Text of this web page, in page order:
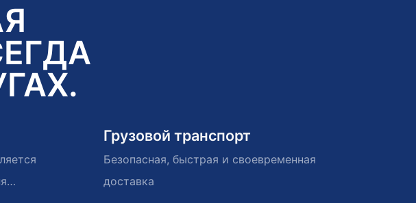
Грузовой транспорт
Безопасная, быстрая и своевременная
доставка